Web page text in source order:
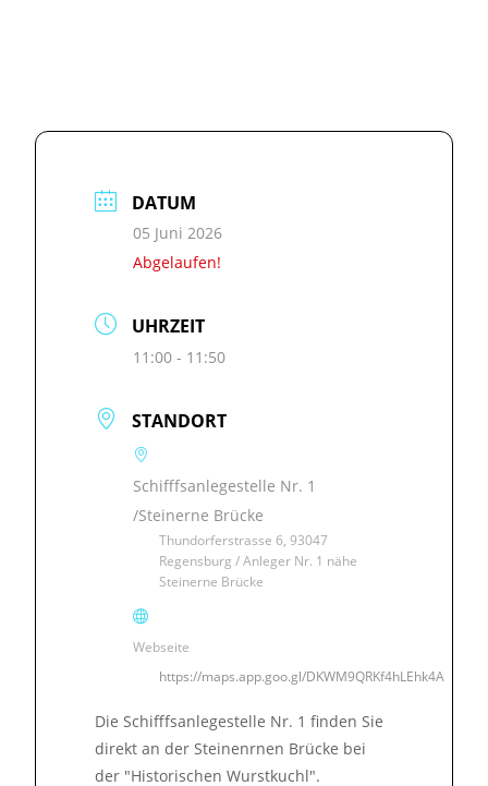
DATUM
05 Juni 2026
Abgelaufen!
UHRZEIT
11:00 - 11:50
STANDORT
Schifffsanlegestelle Nr. 1
/Steinerne Brücke
Thundorferstrasse 6, 93047
Regensburg / Anleger Nr. 1 nähe
Steinerne Brücke
Webseite
https://maps.app.goo.gl/DKWM9QRKf4hLEhk4A
Die Schifffsanlegestelle Nr. 1 finden Sie
direkt an der Steinenrnen Brücke bei
der "Historischen Wurstkuchl".